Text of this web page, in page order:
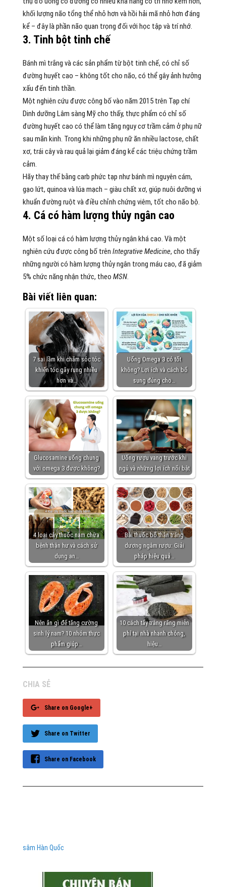
khối lượng não tổng thể nhỏ hơn và hồi hải mã nhỏ hơn đáng
kể – đây là phần não quan trọng đối với học tập và trí nhớ.
3. Tinh bột tinh chế
Bánh mì trắng và các sản phẩm từ bột tinh chế, có chỉ số
đường huyết cao – không tốt cho não, có thể gây ảnh hưởng
xấu đến tinh thần.
Một nghiên cứu được công bố vào năm 2015 trên Tạp chí
Dinh dưỡng Lâm sàng Mỹ cho thấy, thực phẩm có chỉ số
đường huyết cao có thể làm tăng nguy cơ trầm cảm ở phụ nữ
sau mãn kinh. Trong khi những phụ nữ ăn nhiều lactose, chất
xơ, trái cây và rau quả lại giảm đáng kể các triệu chứng trầm
cảm.
Hãy thay thế bằng carb phức tạp như bánh mì nguyên cám,
gạo lứt, quinoa và lúa mạch – giàu chất xơ, giúp nuôi dưỡng vi
khuẩn đường ruột và điều chỉnh chứng viêm, tốt cho não bộ.
4. Cá có hàm lượng thủy ngân cao
Một số loại cá có hàm lượng thủy ngân khá cao. Và một
nghiên cứu được công bố trên Integrative Medicine, cho thấy
những người có hàm lượng thủy ngân trong máu cao, đã giảm
5% chức năng nhận thức, theo MSN.
Bài viết liên quan:
7 sai lầm khi chăm sóc tóc
khiến tóc gãy rụng nhiều
hơn và…
Uống Omega 3 có tốt
không? Lợi ích và cách bổ
sung đúng cho…
Glucosamine uống chung
với omega 3 được không?
Uống rượu vang trước khi
ngủ và những lợi ích nổi bật
4 loại cây thuốc nam chữa
bệnh thận hư và cách sử
dụng an…
Bài thuốc bổ thận tráng
dương ngâm rượu: Giải
pháp hiệu quả…
Nên ăn gì để tăng cường
sinh lý nam? 10 nhóm thực
phẩm giúp…
10 cách tẩy trắng răng miễn
phí tại nhà nhanh chóng,
hiệu…
CHIA SẺ
Share on Google+
Share on Twitter
Share on Facebook
sâm Hàn Quốc